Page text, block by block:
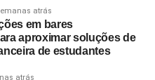
de engajamento
escopo de atuação com a
de eventos e trade
(ecossistema
atrás
em bares
aproximar soluções de
de estudantes
atrás